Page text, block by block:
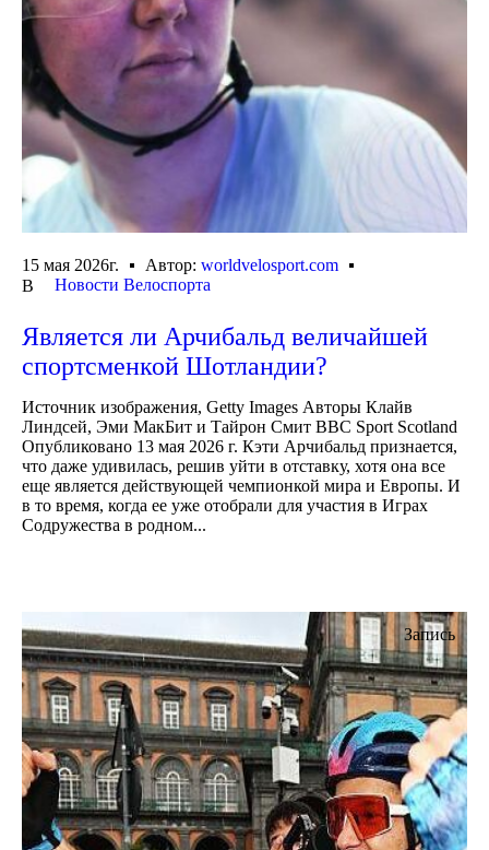
15 мая 2026г. Автор: worldvelosport.com
В
Новости Велоспорта
Является ли Арчибальд величайшей
спортсменкой Шотландии?
Источник изображения, Getty Images Авторы Клайв
Линдсей, Эми МакБит и Тайрон Смит BBC Sport Scotland
Опубликовано 13 мая 2026 г. Кэти Арчибальд признается,
что даже удивилась, решив уйти в отставку, хотя она все
еще является действующей чемпионкой мира и Европы. И
в то время, когда ее уже отобрали для участия в Играх
Содружества в родном...
Запись